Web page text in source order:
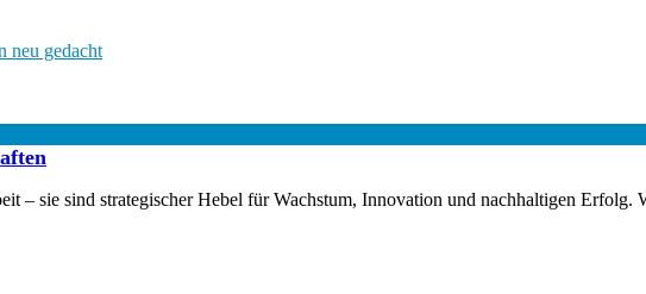
neu gedacht
– sie sind strategischer Hebel für Wachstum, Innovation und nachhaltigen Erfolg.